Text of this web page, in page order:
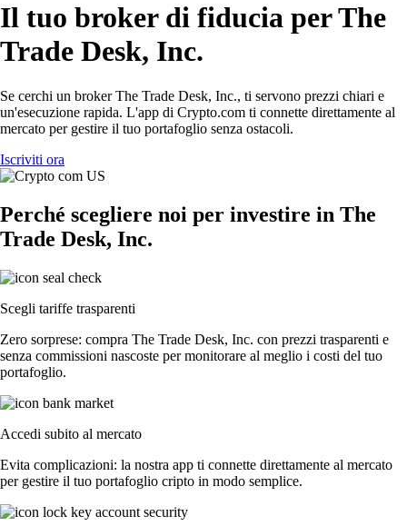
Il tuo broker di fiducia per The
Trade Desk, Inc.
Se cerchi un broker The Trade Desk, Inc., ti servono prezzi chiari e
un'esecuzione rapida. L'app di Crypto.com ti connette direttamente al
mercato per gestire il tuo portafoglio senza ostacoli.
Iscriviti ora
Perché scegliere noi per investire in The
Trade Desk, Inc.
Scegli tariffe trasparenti
Zero sorprese: compra The Trade Desk, Inc. con prezzi trasparenti e
senza commissioni nascoste per monitorare al meglio i costi del tuo
portafoglio.
Accedi subito al mercato
Evita complicazioni: la nostra app ti connette direttamente al mercato
per gestire il tuo portafoglio cripto in modo semplice.